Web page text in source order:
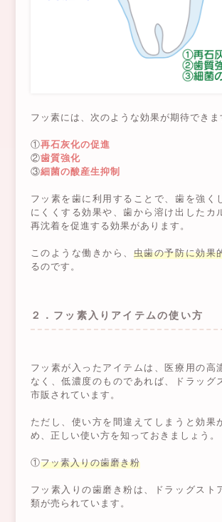
フッ素には、次のような効果が期待できま
①再石灰化の促進
②歯質強化
③細菌の酸産生抑制
フッ素を歯に利用することで、歯を強く
にくくする効果や、歯から溶け出したカ
再沈着を促進する効果があります。
このような働きから、 虫歯の予防に効果
るのです。
２．フッ素入りアイテムの使い方
フッ素が入ったアイテムは、医療用の高
なく、低濃度のものであれば、ドラッグ
市販されています。
ただし、使い方を間違えてしまうと効果
め、正しい使い方を知っておきましょう。
①フッ素入りの歯磨き粉
フッ素入りの歯磨き粉は、ドラッグスト
類が売られています。